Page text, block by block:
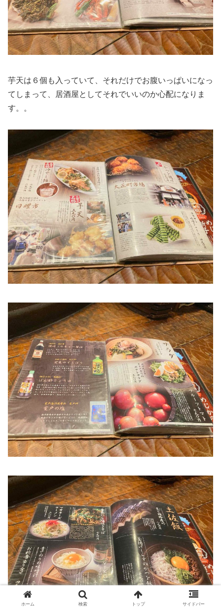
芋天は６個も入っていて、それだけでお腹いっぱいになっ
てしまって、居酒屋としてそれでいいのか心配になりま
す。。
ホーム 検索 トップ サイドバー